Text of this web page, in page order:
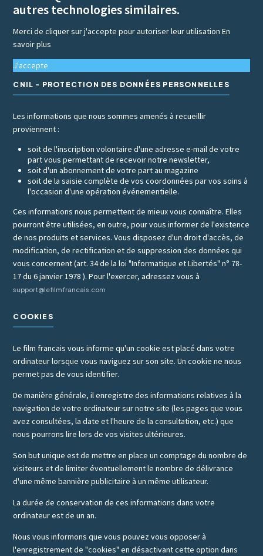
autres technologies similaires.
Merci de cliquer sur j'accepte pour autoriser leur utilisationEn
savoir plus
J'accepte
CNIL - PROTECTION DES DONNÉES PERSONNELLES
Les informations que nous sommes amenés à recueillir
proviennent :
soit de l'inscription volontaire d'une adresse e-mail de votre
part vous permettant de recevoir notre newsletter,
soit d'un abonnement de votre part au magazine
soit de la saisie complète de vos coordonnées par vos soins à
l'occasion d'une opération événementielle.
Ces informations nous permettent de mieux vous connaître. Elles
pourront être utilisées, en outre, pour vous informer de l'existence
de nos produits et services. Vous disposez d'un droit d'accès, de
modification, de rectification et de suppression des données qui
vous concernent (art. 34 de la loi "Informatique et Libertés" n° 78-
17 du 6 janvier 1978 ). Pour l'exercer, adressez vous à
support@lefilmfrancais.com
COOKIES
Le film francais vous informe qu'un cookie est placé dans votre
ordinateur lorsque vous naviguez sur son site. Un cookie ne nous
permet pas de vous identifier.
De manière générale, il enregistre des informations relatives à la
navigation de votre ordinateur sur notre site (les pages que vous
avez consultées, la date et l'heure de la consultation, etc.) que
nous pourrons lire lors de vos visites ultérieures.
Son but unique est de mettre en place un comptage du nombre de
visiteurs et de limiter éventuellement le nombre de délivrance
d'une même bannière publicitaire à un même utilisateur.
La durée de conservation de ces informations dans votre
ordinateur est de un an.
Nous vous informons que vous pouvez vous opposer à
l'enregistrement de "cookies" en désactivant cette option dans